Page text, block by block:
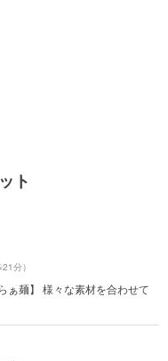
ト
21分）
ぁ麺】 様々な素材を合わせて